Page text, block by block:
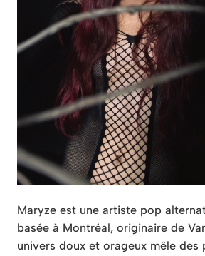
Maryze est une artiste pop
basée à Montréal, originaire de
univers doux et orageux mêle des